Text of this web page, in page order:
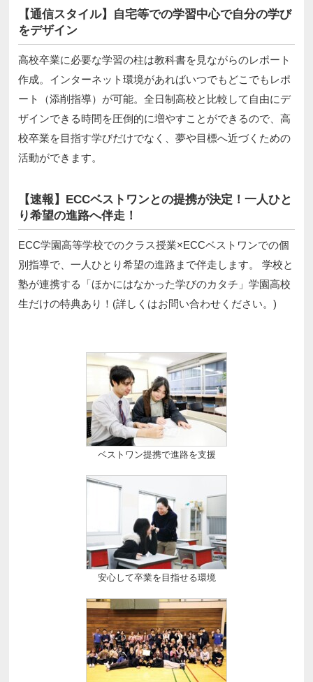
【通信スタイル】自宅等での学習中心で自分の学び
をデザイン
高校卒業に必要な学習の柱は教科書を見ながらのレポート
作成。インターネット環境があればいつでもどこでもレポ
ート（添削指導）が可能。全日制高校と比較して自由にデ
ザインできる時間を圧倒的に増やすことができるので、高
校卒業を目指す学びだけでなく、夢や目標へ近づくための
活動ができます。
【速報】ECCベストワンとの提携が決定！一人ひと
り希望の進路へ伴走！
ECC学園高等学校でのクラス授業×ECCベストワンでの個
別指導で、一人ひとり希望の進路まで伴走します。 学校と
塾が連携する「ほかにはなかった学びのカタチ」学園高校
生だけの特典あり！(詳しくはお問い合わせください。)
ベストワン提携で進路を支援
安心して卒業を目指せる環境